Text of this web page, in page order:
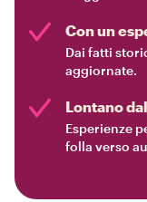
Con un
Dai fatti
aggiornate.
Lontano
Esperienze
folla verso